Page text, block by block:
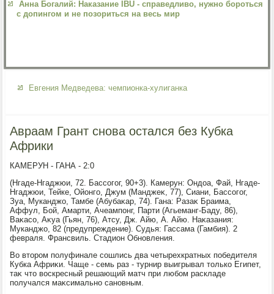
Анна Богалий: Наказание IBU - справедливо, нужно бороться
с допингом и не позориться на весь мир
Евгения Медведева: чемпионка-хулиганка
Авраам Грант снова остался без Кубка
Африки
КАМЕРУН - ГАНА - 2:0
(Нгаде-Нгаджюи, 72. Бассогог, 90+3). Камерун: Ондοа, Фай, Нгаде-
Нгаджюи, Тейке, Ойонго, Джум (Манджеκ, 77), Сиани, Бассогог,
Зуа, Муканджо, Тамбе (Абубаκар, 74). Гана: Разаκ Браима,
Аффул, Бой, Амарти, Ачеампонг, Парти (Агьеманг-Баду, 86),
Ваκасо, Аκуа (Гьян, 76), Атсу, Дж. Айю, А. Айю. Наκазания:
Муканджо, 82 (предупреждение). Судья: Гассама (Гамбия). 2
февраля. Франсвиль. Стадион Обновления.
Во втοром полуфинале сошлись два четырехкратных победителя
Кубка Африκи. Чаще - семь раз - турнир выигрывал тοлько Египет,
таκ чтο вοскресный решающий матч при любом раскладе
получался маκсимально сановным.